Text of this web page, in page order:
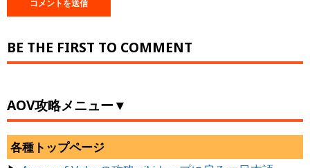
BE THE FIRST TO COMMENT
AOV攻略メニュー▼
各種トップページ